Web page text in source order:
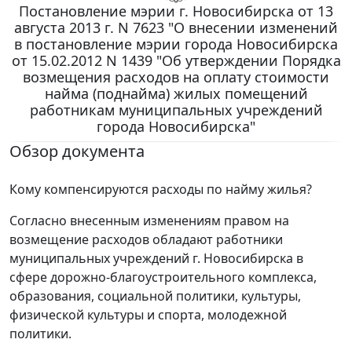
Постановление мэрии г. Новосибирска от 13
августа 2013 г. N 7623 "О внесении изменений
в постановление мэрии города Новосибирска
от 15.02.2012 N 1439 "Об утверждении Порядка
возмещения расходов на оплату стоимости
найма (поднайма) жилых помещений
работникам муниципальных учреждений
города Новосибирска"
Обзор документа
Кому компенсируются расходы по найму жилья?
Согласно внесенным изменениям правом на
возмещение расходов обладают работники
муниципальных учреждений г. Новосибирска в
сфере дорожно-благоустроительного комплекса,
образования, социальной политики, культуры,
физической культуры и спорта, молодежной
политики.